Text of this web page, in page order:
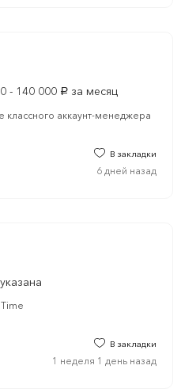
- 140 000 руб. за месяц
аккаунт-менеджера
В закладки
6 дней назад
В закладки
1 неделя 1 день назад